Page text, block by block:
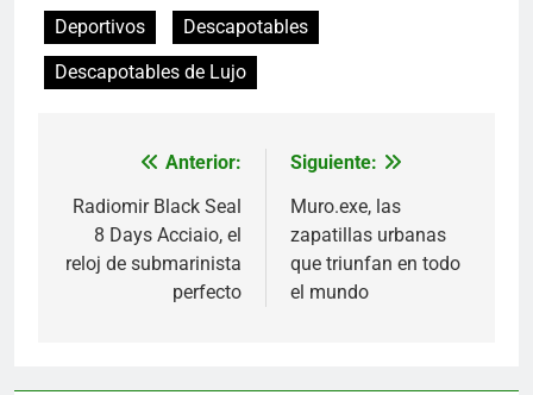
Deportivos
Descapotables
Descapotables de Lujo
Navegación
de
entradas
Anterior:
Radiomir Black Seal
8 Days Acciaio, el
reloj de submarinista
perfecto
Siguiente:
Muro.exe, las
zapatillas urbanas
que triunfan en todo
el mundo